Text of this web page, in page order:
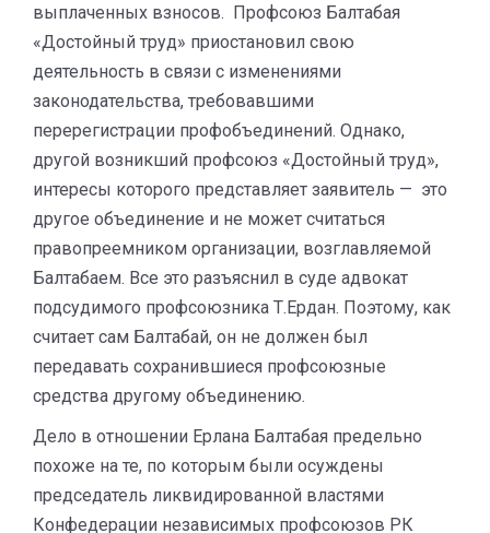
выплаченных взносов. Профсоюз Балтабая
«Достойный труд» приостановил свою
деятельность в связи с изменениями
законодательства, требовавшими
перерегистрации профобъединений. Однако,
другой возникший профсоюз «Достойный труд»,
интересы которого представляет заявитель — это
другое объединение и не может считаться
правопреемником организации, возглавляемой
Балтабаем. Все это разъяснил в суде адвокат
подсудимого профсоюзника Т.Ердан. Поэтому, как
считает сам Балтабай, он не должен был
передавать сохранившиеся профсоюзные
средства другому объединению.
Дело в отношении Ерлана Балтабая предельно
похоже на те, по которым были осуждены
председатель ликвидированной властями
Конфедерации независимых профсоюзов РК